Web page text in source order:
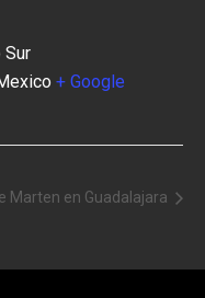
Sur
+ Google
Marten en Guadalajara